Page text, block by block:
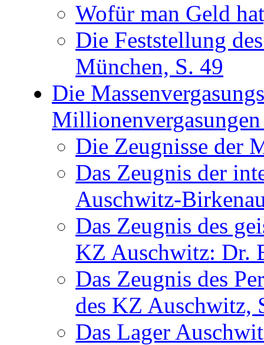
Wofür man Geld
Die Feststellung
München, S. 49
Die
Die Zeugnisse der
Das Zeugnis der
Auschwitz-
Das Zeugnis des
KZ Auschwitz: Dr.
Das Zeugnis des
des KZ Auschwitz,
Das Lager